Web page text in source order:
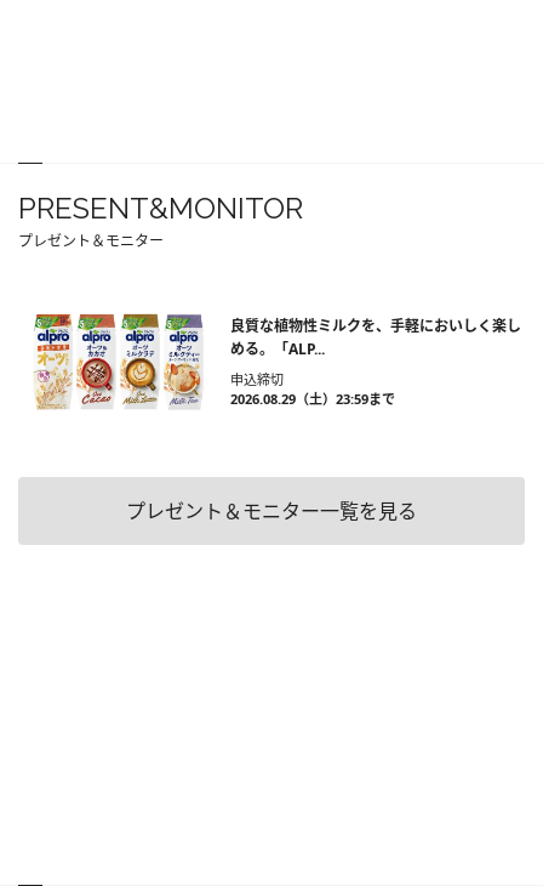
PRESENT&MONITOR
プレゼント＆モニター
良質な植物性ミルクを、手軽においしく楽し
める。「ALP...
申込締切
2026.08.29（土）23:59まで
プレゼント＆モニター一覧を見る